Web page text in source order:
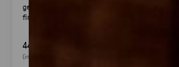
gegrillter Halloumi mit mediterranem Gemüse ·
fingerfood
44,90 €
(inkl. MwSt.)